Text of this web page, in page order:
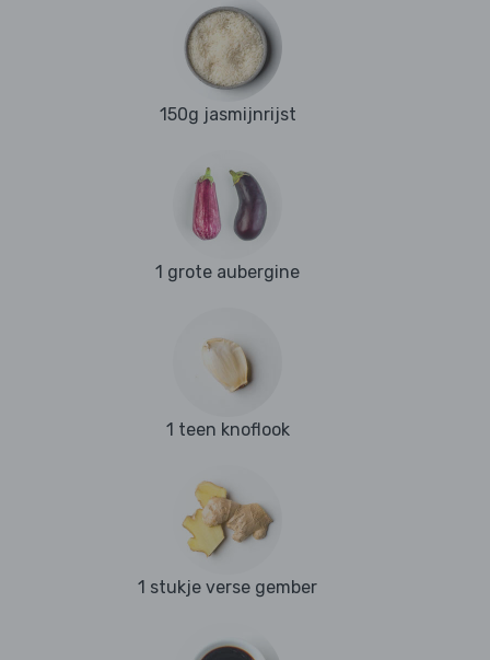
150g jasmijnrijst
1 grote aubergine
1 teen knoflook
1 stukje verse gember